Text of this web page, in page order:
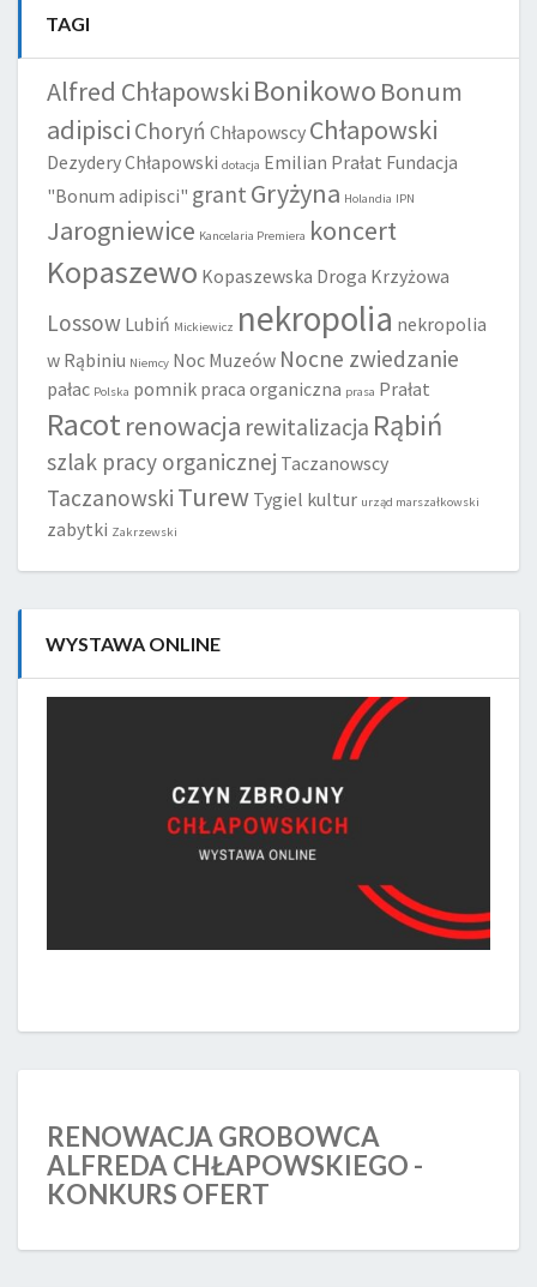
TAGI
Alfred Chłapowski Bonikowo Bonum
adipisci Choryń Chłapowscy Chłapowski
Dezydery Chłapowski dotacja Emilian Prałat Fundacja
"Bonum adipisci" grant Gryżyna Holandia IPN
Jarogniewice Kancelaria Premiera koncert
Kopaszewo Kopaszewska Droga Krzyżowa
Lossow Lubiń Mickiewicz nekropolia nekropolia
w Rąbiniu Niemcy Noc Muzeów Nocne zwiedzanie
pałac Polska pomnik praca organiczna prasa Prałat
Racotrenowacja rewitalizacja Rąbiń
szlak pracy organicznej Taczanowscy
Taczanowski Turew Tygiel kultur urząd marszałkowski
zabytki Zakrzewski
WYSTAWA ONLINE
RENOWACJA GROBOWCA
ALFREDA CHŁAPOWSKIEGO -
KONKURS OFERT